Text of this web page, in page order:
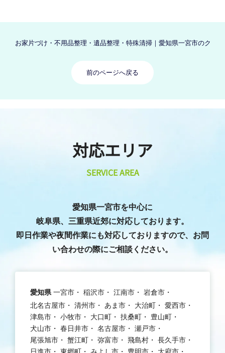
お家片づけ・不用品整理・遺品整理・特殊清掃｜愛知県一宮市のクリ
前のページへ戻る
対応エリア
SERVICE AREA
愛知県一宮市を中心に
岐阜県、三重県近郊に対応しております。
即日作業や夜間作業にも対応しておりますので、お問
い合わせの際にご相談ください。
愛知県 一宮市 稲沢市 江南市
岩倉市
北名古屋市
清州市 あま市 大治町
愛西市
津島市
小牧市 大口町 扶桑町
豊山町
犬山市
春日井市 名古屋市
瀬戸市
尾張旭市
蟹江町 弥富市 飛島村
長久手市
日進市
東郷町 みよし市 豊明市
大府市